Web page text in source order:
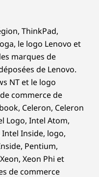
Windows 11,
ou d’autres appareils de
complètes du WiFi 7. Il
WiFi précédentes et
où le WiFi 7 est pris en
le modèle et la
le logo Lenovo et
marques de
de Lenovo.
NT et le logo
commerce de
Celeron, Celeron
Logo, Intel Atom,
Inside, logo,
Pentium,
Xeon Phi et
de commerce
aux États-Unis
d'autres